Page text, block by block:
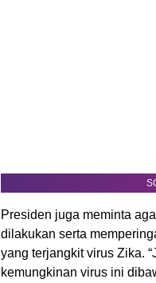
Presiden juga meminta
dilakukan serta
yang terjangkit virus Zika.
kemungkinan virus ini